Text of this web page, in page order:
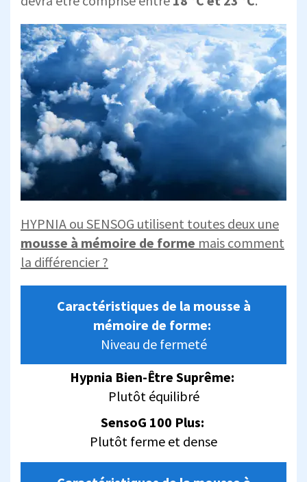
HYPNIA ou SENSOG utilisent toutes deux une
mousse à mémoire de forme mais comment
la différencier ?
Caractéristiques de la mousse à
mémoire de forme:
Niveau de fermeté
Hypnia Bien-Être Suprême:
Plutôt équilibré
SensoG 100 Plus:
Plutôt ferme et dense